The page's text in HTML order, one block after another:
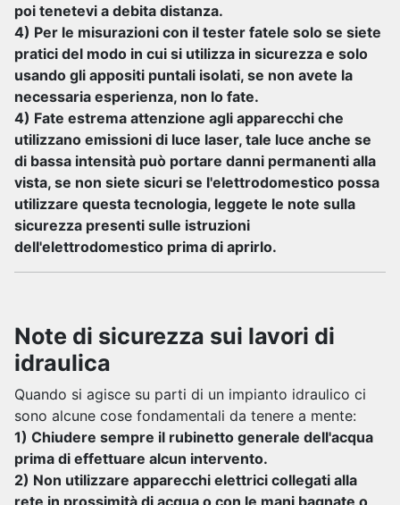
poi tenetevi a debita distanza.
4) Per le misurazioni con il tester fatele solo se siete
pratici del modo in cui si utilizza in sicurezza e solo
usando gli appositi puntali isolati, se non avete la
necessaria esperienza, non lo fate.
4) Fate estrema attenzione agli apparecchi che
utilizzano emissioni di luce laser, tale luce anche se
di bassa intensità può portare danni permanenti alla
vista, se non siete sicuri se l'elettrodomestico possa
utilizzare questa tecnologia, leggete le note sulla
sicurezza presenti sulle istruzioni
dell'elettrodomestico prima di aprirlo.
Note di sicurezza sui lavori di
idraulica
Quando si agisce su parti di un impianto idraulico ci
sono alcune cose fondamentali da tenere a mente:
1) Chiudere sempre il rubinetto generale dell'acqua
prima di effettuare alcun intervento.
2) Non utilizzare apparecchi elettrici collegati alla